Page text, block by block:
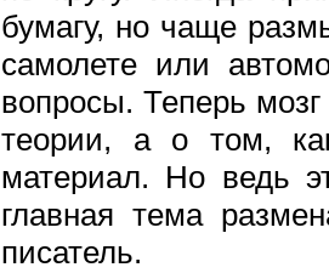
бумагу, но чаще
самолете или
вопросы. Теперь
теории, а о том,
материал. Но ведь
главная тема
писатель.